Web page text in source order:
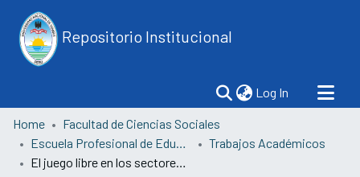
Repositorio Institucional
Log In (current)
Home
Facultad de Ciencias Sociales
Escuela Profesional de Educación
Trabajos Académicos
El juego libre en los sectores en niños del II ciclo de educación inicial.